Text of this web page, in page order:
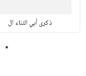
ذكرى أبي الثناء ال
1